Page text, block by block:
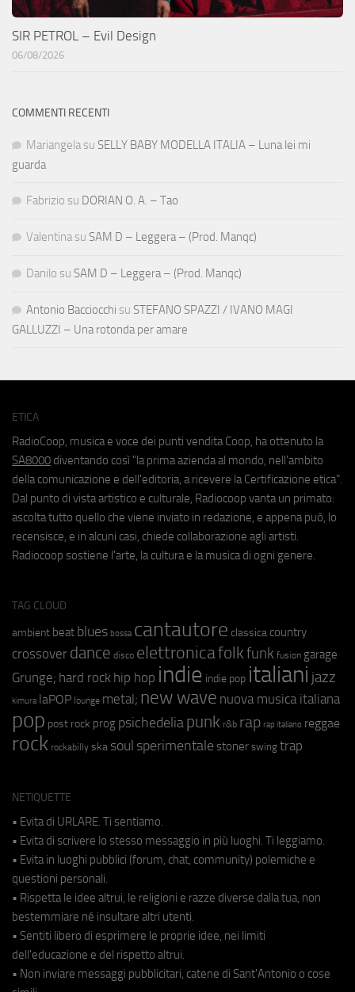
SIR PETROL – Evil Design
06/08/2026
COMMENTI RECENTI
Mariangela su SELLY BABY MODELLA ITALIA – Luna lei mi
guarda
Fabrizio su DORIAN O. A. – Tao
Valentina su SAM D – Leggera – (Prod. Manqc)
Danilo su SAM D – Leggera – (Prod. Manqc)
Antonio Bacciocchi su STEFANO SPAZZI / IVANO MAGI
GALLUZZI – Una rotonda per amare
ETICA
RadioCoop, musica e voce dei punti vendita Coop, ha ottenuto la
SA8000 diventando così "la prima azienda al mondo, nell'ambito
della comunicazione e dell'editoria, a ricevere la Certificazione etica".
Dal punto di vista artistico e culturale, Radiocoop vanta un primato:
ascolta tutto quello che viene inviato in redazione, e appena può, lo
recensisce, e in alcuni casi, chiede collaborazione agli artisti.
Radiocoop sostiene l'arte, la cultura e la musica di ogni genere.
TAG CLOUD
ambient beat blues bossa cantautore classica country
crossover dance disco elettronicafolkfunk fusion garage
Grunge; hard rock hip hop indie indie pop italiani jazz
kimura laPOP lounge metal; new wave nuova musica italiana
pop post rock prog psichedeliapunk r&b rap rap italiano reggae
rock rockabilly ska soul sperimentale stoner swing trap
NETIQUETTE
• Evita di URLARE. Ti sentiamo.
• Evita di scrivere lo stesso messaggio in più luoghi. Ti leggiamo.
• Evita in luoghi pubblici (forum, chat, community) polemiche e
questioni personali.
• Rispetta le idee altrui, le religioni e razze diverse dalla tua, non
bestemmiare né insultare altri utenti.
• Sentiti libero di esprimere le proprie idee, nei limiti
dell'educazione e del rispetto altrui.
• Non inviare messaggi pubblicitari, catene di Sant'Antonio o cose